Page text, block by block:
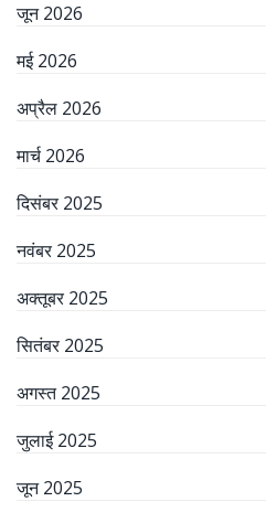
जून 2026
मई 2026
अप्रैल 2026
मार्च 2026
दिसंबर 2025
नवंबर 2025
अक्तूबर 2025
सितंबर 2025
अगस्त 2025
जुलाई 2025
जून 2025